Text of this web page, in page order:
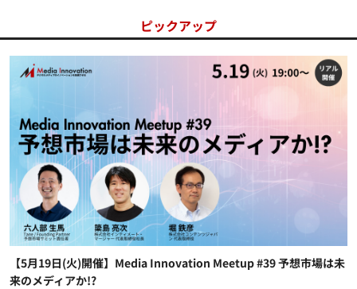
ピックアップ
【5月19日(火)開催】Media Innovation Meetup #39 予想市場は未
来のメディアか!?